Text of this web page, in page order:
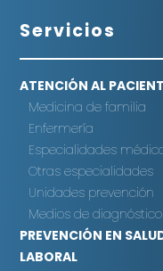
Servicios
ATENCIÓN AL
Medicina de familia
Enfermería
Especialidades
Otras especialidades
Unidades prevención
Medios de diagnóstico
PREVENCIÓN EN
LABORAL